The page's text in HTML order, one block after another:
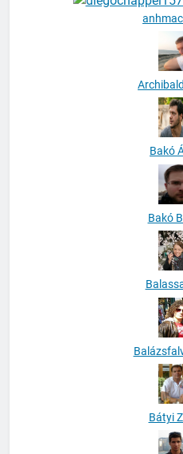
Bakó
Bakó
Bátyi